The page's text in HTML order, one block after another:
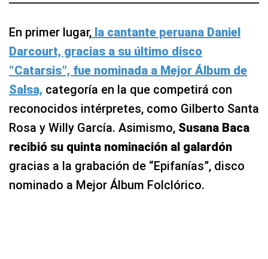
En primer lugar, la cantante peruana Daniel
Darcourt, gracias a su último disco
“Catarsis”, fue nominada a Mejor Álbum de
Salsa, categoría en la que competirá con
reconocidos intérpretes, como Gilberto Santa
Rosa y Willy García. Asimismo, Susana Baca
recibió su quinta nominación al galardón
gracias a la grabación de “Epifanías”, disco
nominado a Mejor Álbum Folclórico.